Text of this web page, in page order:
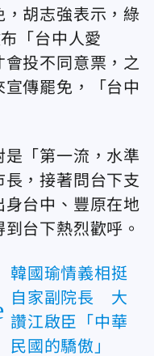
，胡志強表示，綠
「台中人愛
投不同意票，之
傳罷免，「台中
「第一流，水準
，接著問台下支
台中、豐原在地
台下熱烈歡呼。
韓國瑜情義相挺
自家副院長 大
讚江啟臣「中華
民國的驕傲」